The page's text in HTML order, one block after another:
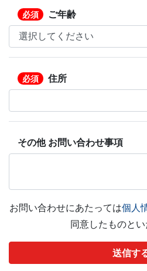
必須 ご年齢
必須 住所
その他 お問い合わせ事項
お問い合わせにあたっては個人
同意したものとい